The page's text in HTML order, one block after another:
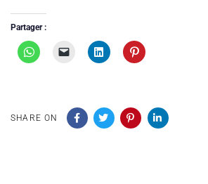
Partager :
SHARE ON